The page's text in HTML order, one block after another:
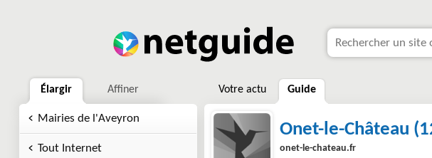
Élargir Affiner
Mairies de l'Aveyron
Tout Internet
Votre actu Guide
Onet-le-Château
onet-le-chateau.fr